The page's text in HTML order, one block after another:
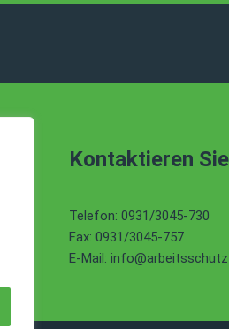
Kontaktieren
Telefon: 0931/3045-730
Fax: 0931/3045-757
E-Mail: